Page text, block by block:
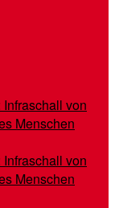
von
Menschen
von
Menschen